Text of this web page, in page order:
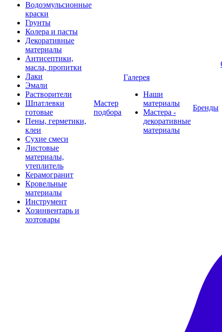
Водоэмульсионные
краски
Грунты
Колера и пасты
Декоративные
материалы
Антисептики,
масла, пропитки
Лаки
Эмали
Растворители
Шпатлевки
готовые
Пены, герметики,
клеи
Сухие смеси
Листовые
материалы,
утеплитель
Керамогранит
Кровельные
материалы
Инструмент
Хозинвентарь и
хозтовары
Мастер
подбора
Галерея
Наши
материалы
Мастера -
декоративные
материалы
Бренды